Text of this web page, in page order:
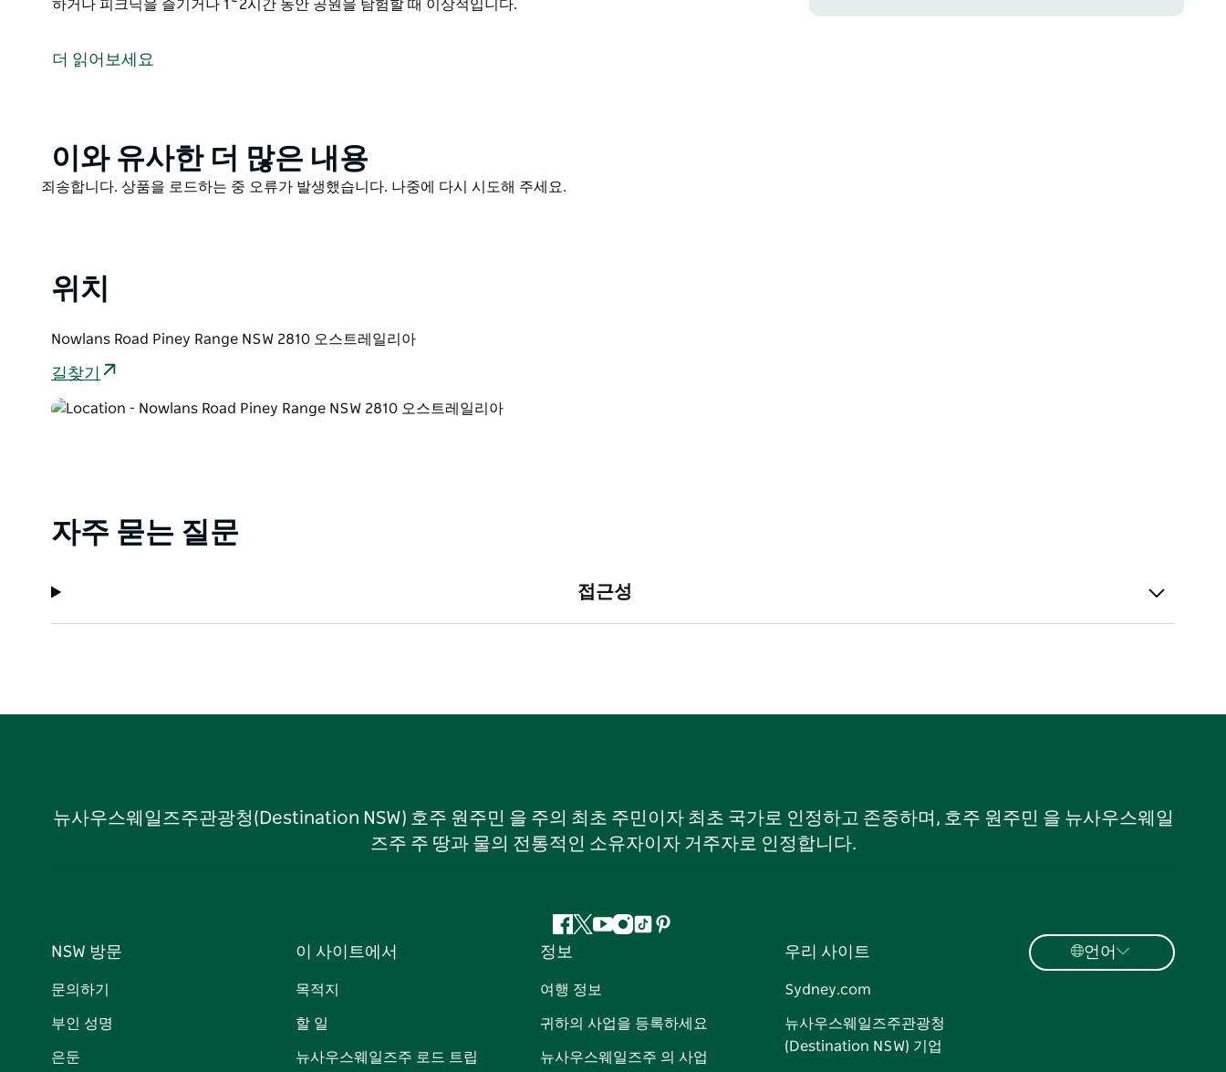
하거나 피크닉을 즐기거나 1~2시간 동안 공원을 탐험할 때 이상적입니다.
와 많은 조류 관찰을 제공하는 훌륭한 산책로입니다. 짧은 가파른 구간이 있는 트랙은 스몰 베이슨 협곡을
더해줍니다. 봄에는 야생화가 본연의 색을 뽐내기 시작하고 꿀을 좋아하는 새들이 모여들기 시작하면서
상황이 더욱 매력적입니다.
더 읽어보세요
Product
List
이와 유사한 더 많은 내용
Product
죄송합니다. 상품을 로드하는 중 오류가 발생했습니다. 나중에 다시 시도해 주세요.
위치
Nowlans Road Piney Range NSW 2810 오스트레일리아
길찾기
자주 묻는 질문
접근성
뉴사우스웨일즈주관광청(Destination NSW) 호주 원주민 을 주의 최초 주민이자 최초 국가로 인정하고 존중하며, 호주 원주민 을 뉴사우스웨일
즈주 주 땅과 물의 전통적인 소유자이자 거주자로 인정합니다.
페
이
북
지
다
유 인
램
틱
핀
트
NSW 방문
문의하기
부인 성명
은둔
이 사이트에서
목적지
할 일
뉴사우스웨일즈주 로드 트립
정보
여행 정보
귀하의 사업을 등록하세요
뉴사우스웨일즈주 의 사업
우리 사이트
Sydney.com
뉴사우스웨일즈주관광청
(Destination NSW) 기업
언어